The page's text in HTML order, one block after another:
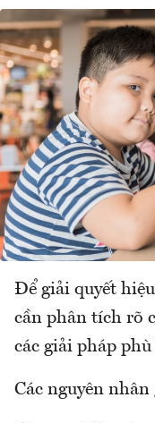
Để giải quyết
cần phân tích rõ
các giải pháp phù
Các nguyên